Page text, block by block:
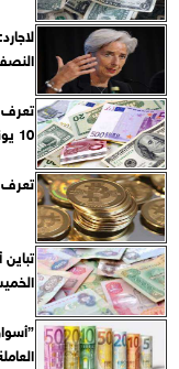
تعرف
10 يونيو 2021 وفقًا للبنك المركزي‎
تعرف
الخميس 10